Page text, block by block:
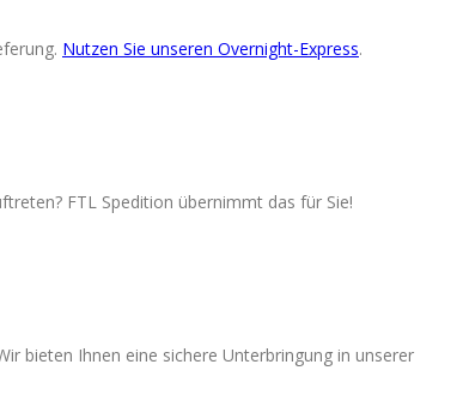
Nutzen Sie unseren Overnight-Express.
FTL Spedition übernimmt das für Sie!
bieten Ihnen eine sichere Unterbringung in unserer